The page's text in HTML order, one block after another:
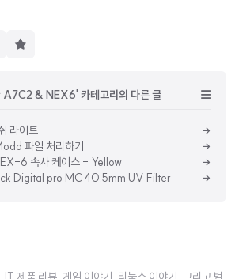
& NEX6' 카테고리의 다른 글
라이트
파일 처리하기
6 속사 케이스 - Yellow
Digital pro MC 40.5mm UV Filter